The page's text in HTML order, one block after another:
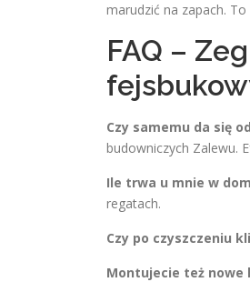
marudzić na zapach.
FAQ –
Czy samemu da się
budowniczych Zalewu.
Ile trwa u mnie w
regatach.
Czy po czyszczeniu
Montujecie też nowe